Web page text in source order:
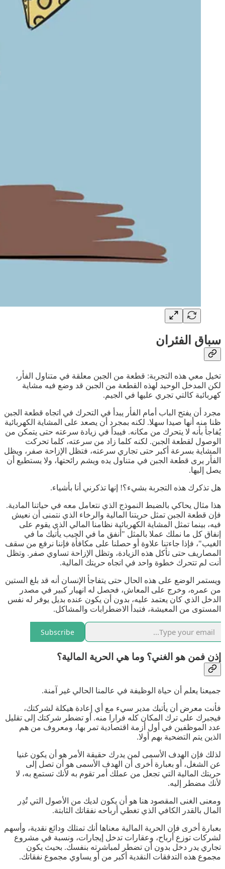
سباق الفئران
تخيل معي هذه التجربة: قطعة من الجبن معلقة في متناول الفأر،
لكن المدخل الوحيد لهذه القطعة من الجبن قد وضع فيه مشاية
كهربائية كالتي تجري عليها في الجيم.
مجرد أن يفتح الباب أمام الفأر يبدأ في التحرك في اتجاه قطعة الجبن
ظنا منه أنها صيدا سهلا. لكنه بمجرد أن يصعد على المشاية الكهربائية
يُفاجأ بأنه لا يتحرك من مكانه. فيبدأ في زيادة سرعته حتى يتمكن من
الوصول لقطعة الجبن. لكنه كلما زاد من سرعته، كلما تحركت
المشاية بسرعة أكبر حتى تجاري سرعته، فتظل الإزاحة صفر، ويظل
الفأر يرى قطعة الجبن في متناول يده ويشم رائحتها، ولا يستطيع أن
يصل إليها.
هل تذكرك هذه التجربة بشيء؟! إنها تذكرني أنا بأشياء.
هذا مثال يحاكي بالضبط النموذج الذي نتعامل معه في حياتنا المادية.
فإن قطعة الجبن تمثل حريتنا المالية والرخاء الذي نتمنى أن نعيش
فيه، بينما تمثل المشاية الكهربائية نظامنا المالي الذي يقوم على
إنفاق كل ما نملك عملا بالمثل "أنفق ما في الجيب يأتيك ما في
الغيب"، فإذا جاءتنا علاوة أو حصلنا على مكافأة فإننا نرفع من سقف
المصاريف حتى تأكل هذه الزيادة، وتظل الإزاحة تساوي صفر. وتظل
أنت لم تتحرك خطوة واحد في اتجاه حريتك المالية.
ويستمر الوضع على هذه الحال حتى يتفاجأ الإنسان أنه قد بلغ الستين
من عمره، وخرج على المعاش، فحصل له انهيار كبير في مصدر
الدخل الذي كان يعتمد عليه، بدون أن يكون عنده بديل يوفر له نفس
المستوى من المعيشة، فتبدأ الاضطرابات والمشاكل.
Subscribe
إذن فمن هو الغني؟ وما هي الحرية المالية؟
جميعنا يعلم أن حياة الوظيفة في عالمنا الحالي غير آمنة.
فأنت معرض أن يأتيك مدير سيء مع أي إعادة هيكلة لشركتك،
فيجبرك على ترك المكان كله فرارا منه. أو تضطر شركتك إلى تقليل
عدد الموظفين في أول أزمة اقتصادية تمر بها، ومعروف من هم
الذين يتم التضحية بهم أولا.
لذلك فإن الهدف الأسمى لمن يدرك حقيقة الأمر هو أن يكون غنيا
عن الشغل، أو بعبارة أخرى أن الهدف الأسمى هو أن تصل إلى
حريتك المالية التي تجعل من عملك أمر تقوم به لأنك تستمع به، لا
لأنك مضطر إليه.
ومعنى الغنى المقصود هنا هو أن يكون لديك من الأصول التي تُدِر
المال بالقدر الكافي الذي تغطي أرباحه نفقاتك الثابتة.
بعبارة أخرى فإن الحرية المالية معناها أنك تمتلك ودائع نقدية، وأسهم
لشركات توزع أرباح، وعقارات تدخل إيجارات، ونسبة في مشروع
تجاري يدر دخل بدون أن تضطر لمباشرته بنفسك. بحيث يكون
مجموع هذه التدفقات النقدية أكبر من أو يساوي مجموع نفقاتك.